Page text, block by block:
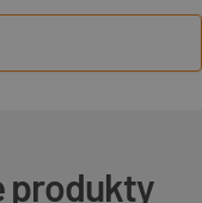
produkty